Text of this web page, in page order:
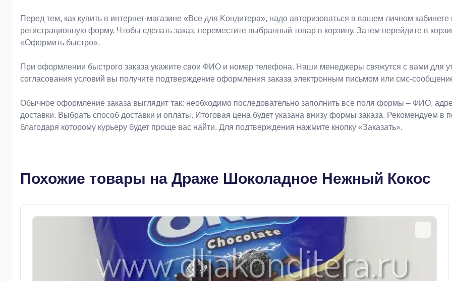
Оформление заказа
Перед тем, как купить в интернет-магазине «Bce для Koндитeрa», надо авторизоваться в вашем личном
регистрационную форму. Чтобы сделать заказ, переместите выбранный товар в корзину. Затем перейдите в
«Оформить быстро».
При оформлении быстрого заказа укажите свои ФИО и номер телефона. Наши менеджеры свяжутся с вами для
согласования условий вы получите подтверждение оформления заказа электронным письмом или смс-
Обычное оформление заказа выглядит так: необходимо последовательно заполнить все поля формы – ФИО,
доставки. Выбрать способ доставки и оплаты. Итоговая цена будет указана внизу формы заказа. Рекомендуем в
благодаря которому курьеру будет проще вас найти. Для подтверждения нажмите кнопку «Заказать».
Похожие товары на Драже Шоколадное Нежный Кокос